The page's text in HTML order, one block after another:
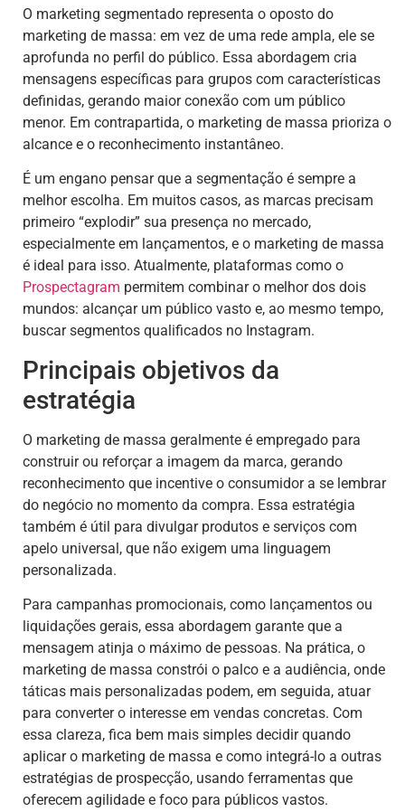
O marketing segmentado representa o oposto do
marketing de massa: em vez de uma rede ampla, ele se
aprofunda no perfil do público. Essa abordagem cria
mensagens específicas para grupos com características
definidas, gerando maior conexão com um público
menor. Em contrapartida, o marketing de massa prioriza o
alcance e o reconhecimento instantâneo.
É um engano pensar que a segmentação é sempre a
melhor escolha. Em muitos casos, as marcas precisam
primeiro “explodir” sua presença no mercado,
especialmente em lançamentos, e o marketing de massa
é ideal para isso. Atualmente, plataformas como o
Prospectagram permitem combinar o melhor dos dois
mundos: alcançar um público vasto e, ao mesmo tempo,
buscar segmentos qualificados no Instagram.
Principais objetivos da
estratégia
O marketing de massa geralmente é empregado para
construir ou reforçar a imagem da marca, gerando
reconhecimento que incentive o consumidor a se lembrar
do negócio no momento da compra. Essa estratégia
também é útil para divulgar produtos e serviços com
apelo universal, que não exigem uma linguagem
personalizada.
Para campanhas promocionais, como lançamentos ou
liquidações gerais, essa abordagem garante que a
mensagem atinja o máximo de pessoas. Na prática, o
marketing de massa constrói o palco e a audiência, onde
táticas mais personalizadas podem, em seguida, atuar
para converter o interesse em vendas concretas. Com
essa clareza, fica bem mais simples decidir quando
aplicar o marketing de massa e como integrá-lo a outras
estratégias de prospecção, usando ferramentas que
oferecem agilidade e foco para públicos vastos.